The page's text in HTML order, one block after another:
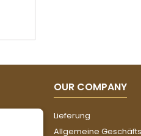
OUR COMPANY
Lieferung
Allgemeine